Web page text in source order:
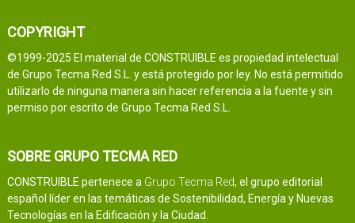
COPYRIGHT
©1999-2025 El material de CONSTRUIBLE es propiedad intelectual
de Grupo Tecma Red S.L. y está protegido por ley. No está permitido
utilizarlo de ninguna manera sin hacer referencia a la fuente y sin
permiso por escrito de Grupo Tecma Red S.L.
SOBRE GRUPO TECMA RED
CONSTRUIBLE pertenece a Grupo Tecma Red, el grupo editorial
español líder en las temáticas de Sostenibilidad, Energía y Nuevas
Tecnologías en la Edificación y la Ciudad.